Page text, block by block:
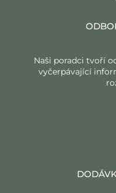
Naši poradci tvoří
vyčerpávající